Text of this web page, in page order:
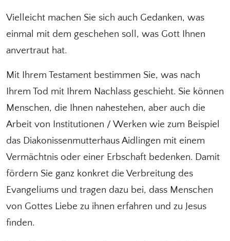
Vielleicht machen Sie sich auch Gedanken, was
einmal mit dem geschehen soll, was Gott Ihnen
anvertraut hat.
Mit Ihrem Testament bestimmen Sie, was nach
Ihrem Tod mit Ihrem Nachlass geschieht. Sie können
Menschen, die Ihnen nahestehen, aber auch die
Arbeit von Institutionen / Werken wie zum Beispiel
das Diakonissenmutterhaus Aidlingen mit einem
Vermächtnis oder einer Erbschaft bedenken. Damit
fördern Sie ganz konkret die Verbreitung des
Evangeliums und tragen dazu bei, dass Menschen
von Gottes Liebe zu ihnen erfahren und zu Jesus
finden.